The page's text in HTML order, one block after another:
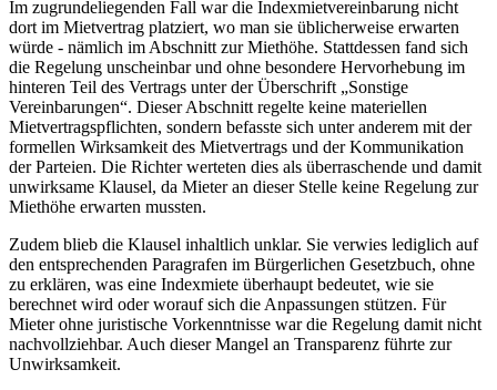
Im zugrundeliegenden Fall war die Indexmietvereinbarung nicht
dort im Mietvertrag platziert, wo man sie üblicherweise erwarten
würde - nämlich im Abschnitt zur Miethöhe. Stattdessen fand sich
die Regelung unscheinbar und ohne besondere Hervorhebung im
hinteren Teil des Vertrags unter der Überschrift „Sonstige
Vereinbarungen“. Dieser Abschnitt regelte keine materiellen
Mietvertragspflichten, sondern befasste sich unter anderem mit der
formellen Wirksamkeit des Mietvertrags und der Kommunikation
der Parteien. Die Richter werteten dies als überraschende und damit
unwirksame Klausel, da Mieter an dieser Stelle keine Regelung zur
Miethöhe erwarten mussten.
Zudem blieb die Klausel inhaltlich unklar. Sie verwies lediglich auf
den entsprechenden Paragrafen im Bürgerlichen Gesetzbuch, ohne
zu erklären, was eine Indexmiete überhaupt bedeutet, wie sie
berechnet wird oder worauf sich die Anpassungen stützen. Für
Mieter ohne juristische Vorkenntnisse war die Regelung damit nicht
nachvollziehbar. Auch dieser Mangel an Transparenz führte zur
Unwirksamkeit.